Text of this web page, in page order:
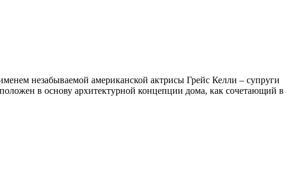
незабываемой американской актрисы Грейс Келли – супруги
в основу архитектурной концепции дома, как сочетающий в